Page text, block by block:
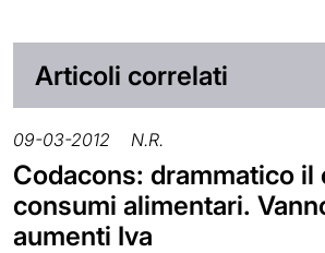
Articoli correlati
09-03-2012 N.R.
Codacons: drammatico il
consumi alimentari.
aumenti Iva